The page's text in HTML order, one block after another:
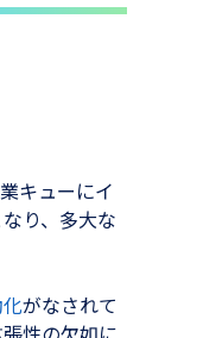
キューにイ
り、多大な
がなされて